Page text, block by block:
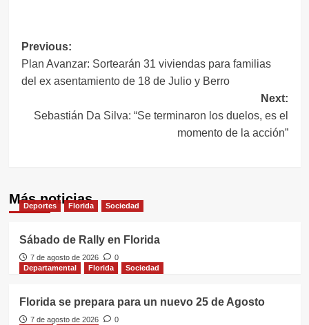
Navegación
de
Previous:
Plan Avanzar: Sortearán 31 viviendas para familias
del ex asentamiento de 18 de Julio y Berro
Next:
Sebastián Da Silva: “Se terminaron los duelos, es el
momento de la acción”
Más noticias
Deportes Florida Sociedad
Sábado de Rally en Florida
7 de agosto de 2026
0
Departamental
Florida Sociedad
Florida se prepara para un nuevo 25 de Agosto
7 de agosto de 2026
0